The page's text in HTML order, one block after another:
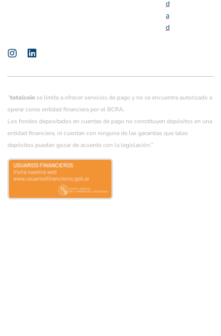
d
a
d
“totalcoin se limita a ofrecer servicios de pago y no se encuentra autorizado a
operar como entidad financiera por el BCRA.
Los fondos depositados en cuentas de pago no constituyen depósitos en una
entidad financiera, ni cuentan con ninguna de las garantías que tales
depósitos puedan gozar de acuerdo con la legislación.”